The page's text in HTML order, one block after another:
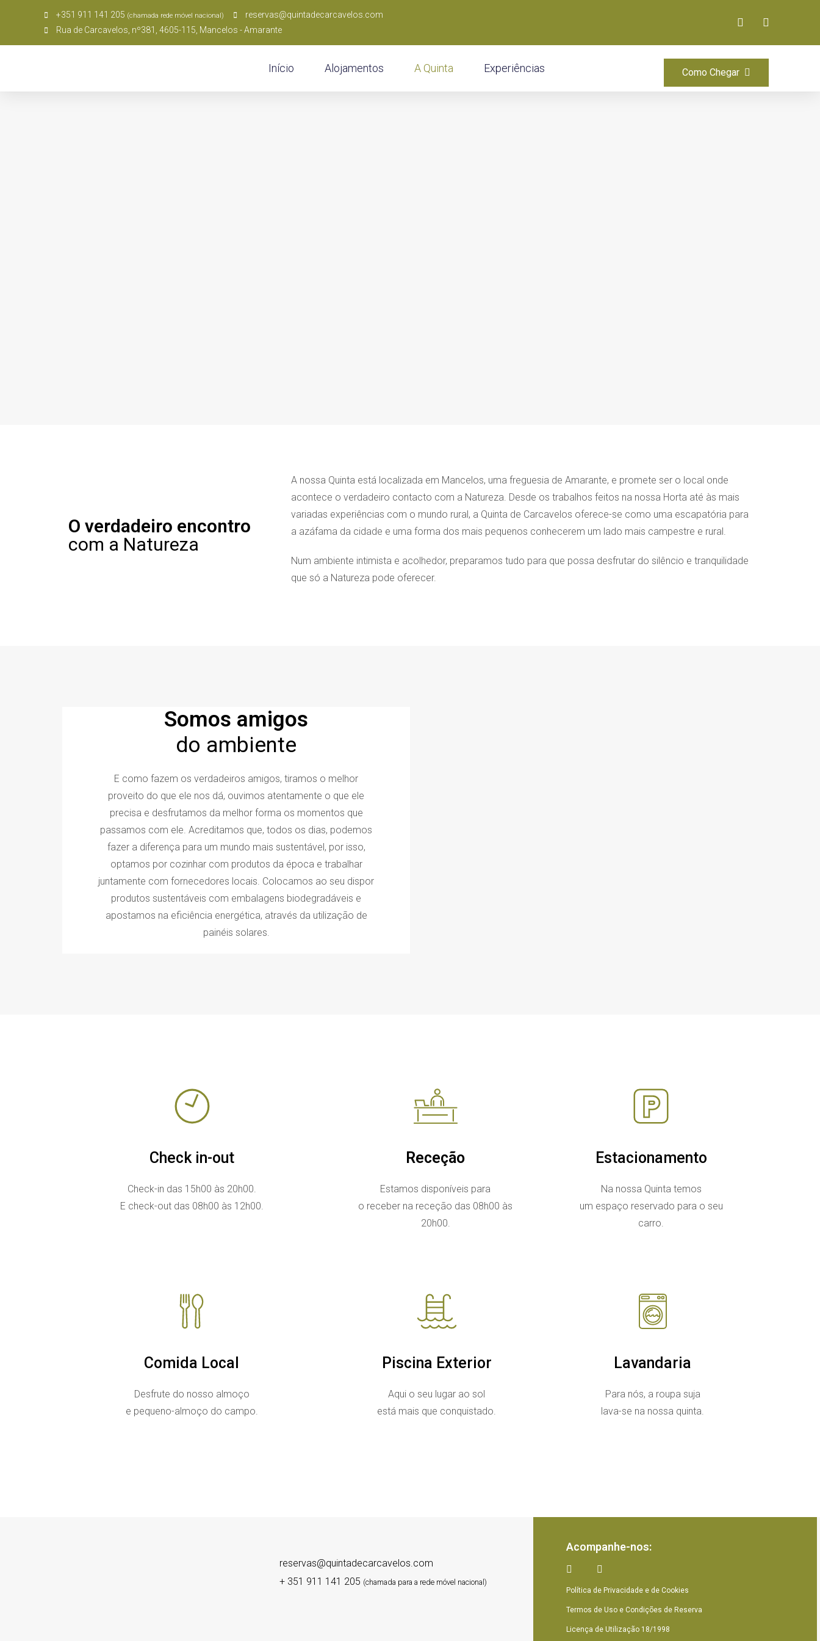
+351 911 141 205 (chamada rede móvel nacional)
reservas@quintadecarcavelos.com
Rua de Carcavelos, nº381, 4605-115, Mancelos - Amarante
Início Alojamentos A Quinta Experiências Como Chegar
O verdadeiro encontro
com a Natureza
A nossa Quinta está localizada em Mancelos, uma freguesia de Amarante, e promete ser o local onde
acontece o verdadeiro contacto com a Natureza. Desde os trabalhos feitos na nossa Horta até às mais
variadas experiências com o mundo rural, a Quinta de Carcavelos oferece-se como uma escapatória para
a azáfama da cidade e uma forma dos mais pequenos conhecerem um lado mais campestre e rural.
Num ambiente intimista e acolhedor, preparamos tudo para que possa desfrutar do silêncio e tranquilidade
que só a Natureza pode oferecer.
Somos amigos
do ambiente
E como fazem os verdadeiros amigos, tiramos o melhor
proveito do que ele nos dá, ouvimos atentamente o que ele
precisa e desfrutamos da melhor forma os momentos que
passamos com ele. Acreditamos que, todos os dias, podemos
fazer a diferença para um mundo mais sustentável, por isso,
optamos por cozinhar com produtos da época e trabalhar
juntamente com fornecedores locais. Colocamos ao seu dispor
produtos sustentáveis com embalagens biodegradáveis e
apostamos na eficiência energética, através da utilização de
painéis solares.
Check in-out
Check-in das 15h00 às 20h00.
E check-out das 08h00 às 12h00.
Receção
Estamos disponíveis para
o receber na receção das 08h00 às
20h00.
Estacionamento
Na nossa Quinta temos
um espaço reservado para o seu
carro.
Comida Local
Desfrute do nosso almoço
e pequeno-almoço do campo.
Piscina Exterior
Aqui o seu lugar ao sol
está mais que conquistado.
Lavandaria
Para nós, a roupa suja
lava-se na nossa quinta.
reservas@quintadecarcavelos.com
+ 351 911 141 205 (chamada para a rede móvel nacional)
Acompanhe-nos:
Política de Privacidade e de Cookies
Termos de Uso e Condições de Reserva
Licença de Utilização 18/1998